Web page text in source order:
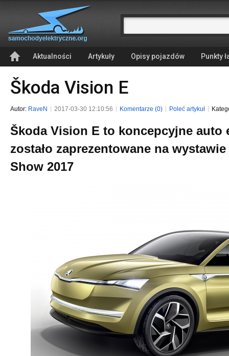
Aktualności Artykuły Opisy pojazdów Punkty
Škoda Vision E
Autor: RaveN 2017-03-30 12:10:56 Komentarze (0) Poleć artykuł
Škoda Vision E to koncepcyjne auto
zostało zaprezentowane na
Show 2017